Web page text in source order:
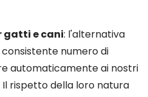
gatti e cani: l'alternativa
numero di
automaticamente ai nostri
rispetto della loro natura